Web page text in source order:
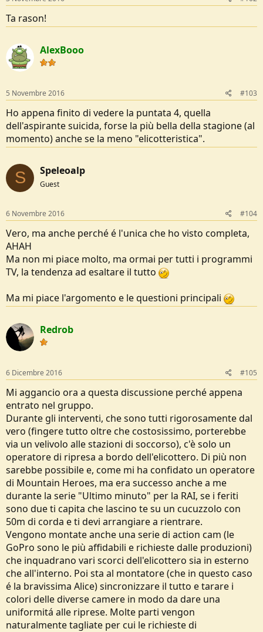
Ta rason!
AlexBooo
5 Novembre 2016 #103
Ho appena finito di vedere la puntata 4, quella
dell'aspirante suicida, forse la più bella della stagione (al
momento) anche se la meno "elicotteristica".
S Speleoalp
Guest
6 Novembre 2016 #104
Vero, ma anche perché é l'unica che ho visto completa,
AHAH
Ma non mi piace molto, ma ormai per tutti i programmi
TV, la tendenza ad esaltare il tutto
Ma mi piace l'argomento e le questioni principali
Redrob
6 Dicembre 2016 #105
Mi aggancio ora a questa discussione perché appena
entrato nel gruppo.
Durante gli interventi, che sono tutti rigorosamente dal
vero (fingere tutto oltre che costosissimo, porterebbe
via un velivolo alle stazioni di soccorso), c'è solo un
operatore di ripresa a bordo dell'elicottero. Di più non
sarebbe possibile e, come mi ha confidato un operatore
di Mountain Heroes, ma era successo anche a me
durante la serie "Ultimo minuto" per la RAI, se i feriti
sono due ti capita che lascino te su un cucuzzolo con
50m di corda e ti devi arrangiare a rientrare.
Vengono montate anche una serie di action cam (le
GoPro sono le più affidabili e richieste dalle produzioni)
che inquadrano vari scorci dell'elicottero sia in esterno
che all'interno. Poi sta al montatore (che in questo caso
é la bravissima Alice) sincronizzare il tutto e tarare i
colori delle diverse camere in modo da dare una
uniformitá alle riprese. Molte parti vengon
naturalmente tagliate per cui le richieste di